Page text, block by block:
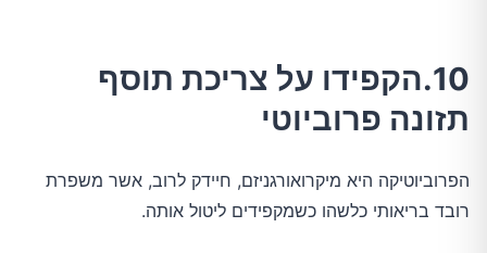
10.הקפידו על צריכת תוסף
תזונה פרוביוטי
הפרוביוטיקה היא מיקרואורגניזם, חיידק לרוב, אשר משפרת
רובד בריאותי כלשהו כשמקפידים ליטול אותה.